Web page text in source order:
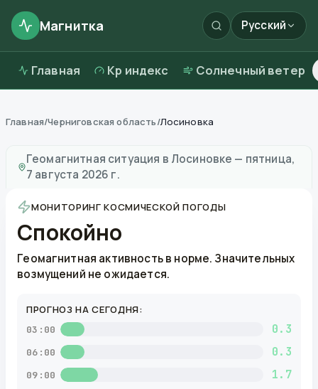
Магнитка Русский
Главная Kp индекс Солнечный ветер
Главная/Черниговская область/Лосиновка
Геомагнитная ситуация в Лосиновке — пятница,
7 августа 2026 г.
МОНИТОРИНГ КОСМИЧЕСКОЙ ПОГОДЫ
Спокойно
Геомагнитная активность в норме. Значительных
возмущений не ожидается.
ПРОГНОЗ НА СЕГОДНЯ:
03:00 0.3
06:00 0.3
09:00 1.7